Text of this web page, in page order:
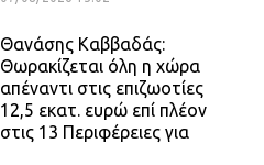
Θανάσης Καββαδάς:
Θωρακίζεται όλη η χώρα
απέναντι στις επιζωοτίες
12,5 εκατ. ευρώ επί πλέον
στις 13 Περιφέρειες για